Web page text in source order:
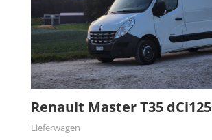
Renault Master T35 dCi125
Lieferwagen